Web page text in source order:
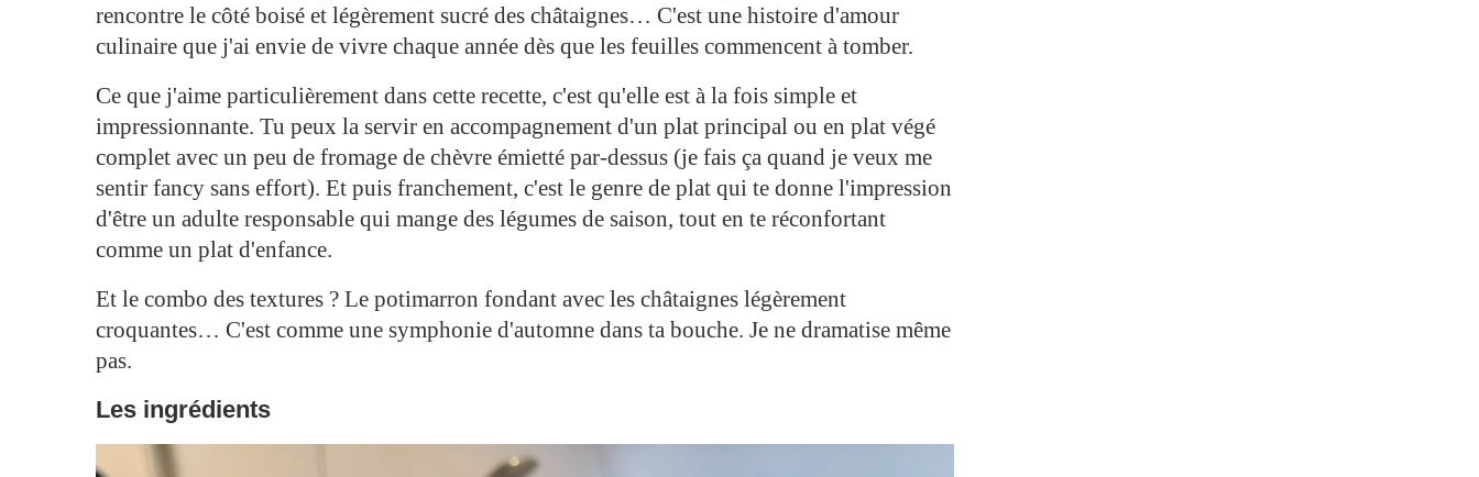
rencontre le côté boisé et légèrement sucré des châtaignes… C'est une histoire d'amour
culinaire que j'ai envie de vivre chaque année dès que les feuilles commencent à tomber.
Ce que j'aime particulièrement dans cette recette, c'est qu'elle est à la fois simple et
impressionnante. Tu peux la servir en accompagnement d'un plat principal ou en plat végé
complet avec un peu de fromage de chèvre émietté par-dessus (je fais ça quand je veux me
sentir fancy sans effort). Et puis franchement, c'est le genre de plat qui te donne l'impression
d'être un adulte responsable qui mange des légumes de saison, tout en te réconfortant
comme un plat d'enfance.
Et le combo des textures ? Le potimarron fondant avec les châtaignes légèrement
croquantes… C'est comme une symphonie d'automne dans ta bouche. Je ne dramatise même
pas.
Les ingrédients